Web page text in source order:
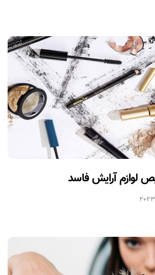
آرایش فاسد